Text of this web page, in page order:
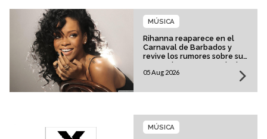
Rihanna reaparece en el
Carnaval de Barbados y
revive los rumores sobre su
esperado regreso musical
MÚSICA
05 Aug 2026
MÚSICA